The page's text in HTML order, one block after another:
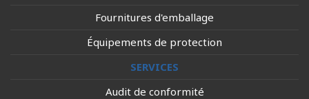
Fournitures d'emballage
Équipements de protection
SERVICES
Audit de conformité